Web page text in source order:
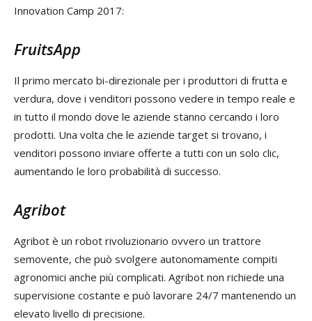
Innovation Camp 2017:
FruitsApp
Il primo mercato bi-direzionale per i produttori di frutta e
verdura, dove i venditori possono vedere in tempo reale e
in tutto il mondo dove le aziende stanno cercando i loro
prodotti. Una volta che le aziende target si trovano, i
venditori possono inviare offerte a tutti con un solo clic,
aumentando le loro probabilità di successo.
Agribot
Agribot è un robot rivoluzionario ovvero un trattore
semovente, che può svolgere autonomamente compiti
agronomici anche più complicati. Agribot non richiede una
supervisione costante e può lavorare 24/7 mantenendo un
elevato livello di precisione.